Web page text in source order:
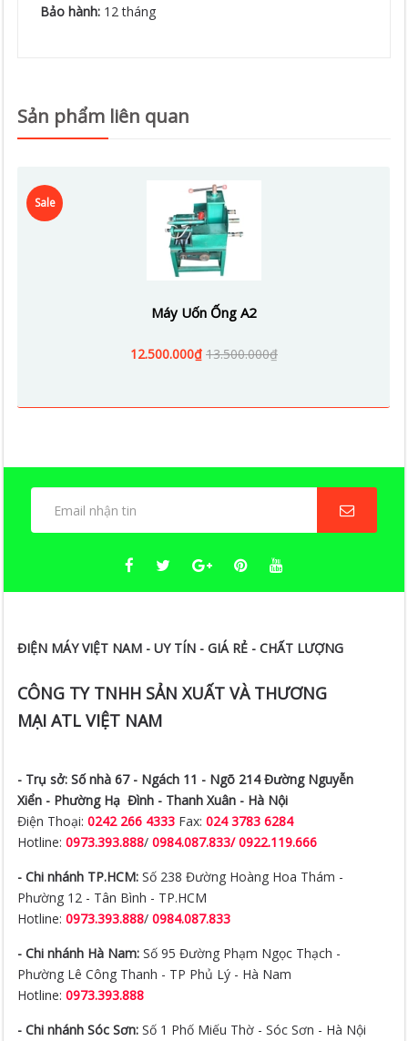
Bảo hành: 12 tháng
Sản phẩm liên quan
Sale
Máy Uốn Ống A2
12.500.000₫ 13.500.000₫
ĐIỆN MÁY VIỆT NAM - UY TÍN - GIÁ RẺ - CHẤT LƯỢNG
CÔNG TY TNHH SẢN XUẤT VÀ THƯƠNG
MẠI ATL VIỆT NAM
- Trụ sở: Số nhà 67 - Ngách 11 - Ngõ 214 Đường Nguyễn
Xiển - Phường Hạ Đình - Thanh Xuân - Hà Nội
Điện Thoại:0242 266 4333 Fax:024 3783 6284
Hotline:0973.393.888/0984.087.833/ 0922.119.666
- Chi nhánh TP.HCM: Số 238 Đường Hoàng Hoa Thám -
Phường 12 - Tân Bình - TP.HCM
Hotline:0973.393.888/0984.087.833
- Chi nhánh Hà Nam: Số 95 Đường Phạm Ngọc Thạch -
Phường Lê Công Thanh - TP Phủ Lý - Hà Nam
Hotline:0973.393.888
- Chi nhánh Sóc Sơn: Số 1 Phố Miếu Thờ - Sóc Sơn - Hà Nội